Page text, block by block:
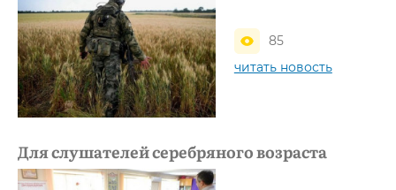
85
читать новость
Для слушателей серебряного возраста